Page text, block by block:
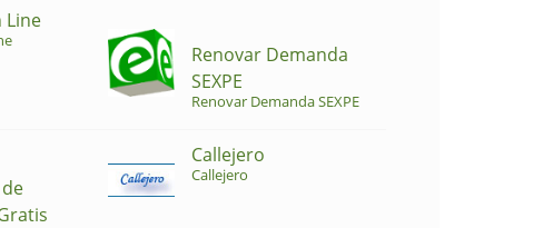
Line
Renovar Demanda
SEXPE
Renovar Demanda SEXPE
Callejero
Callejero